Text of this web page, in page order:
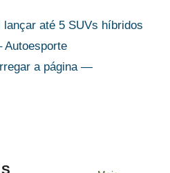
até 5 SUVs híbridos
Autoesporte
a página —